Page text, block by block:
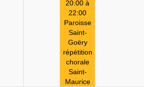
20:00 à
22:00
Paroisse
Saint-
Goëry
répétition
chorale
Saint-
Maurice